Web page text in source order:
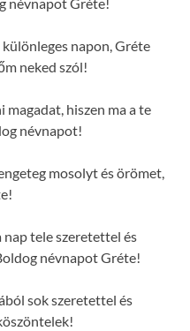
napon, Gréte
neked szól!
hiszen ma a te
névnapot!
mosolyt és örömet,
nap tele szeretettel és
névnapot Gréte!
sok szeretettel és